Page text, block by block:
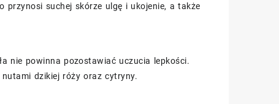
przynosi suchej skórze ulgę i ukojenie, a także
nie powinna pozostawiać uczucia lepkości.
dzikiej róży oraz cytryny.